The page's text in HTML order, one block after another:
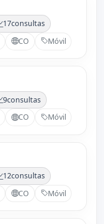
17consultas
CO Móvil
9consultas
CO Móvil
12consultas
CO Móvil